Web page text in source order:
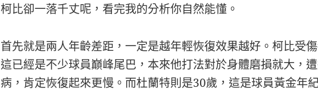
柯比卻一落千丈呢，看完我的分析你自然能懂。
首先就是兩人年齡差距，一定是越年輕恢復效果越好。柯比受
這已經是不少球員巔峰尾巴，本來他打法對於身體磨損就大，
病，肯定恢復起來更慢。而杜蘭特則是30歲，這是球員黃金年